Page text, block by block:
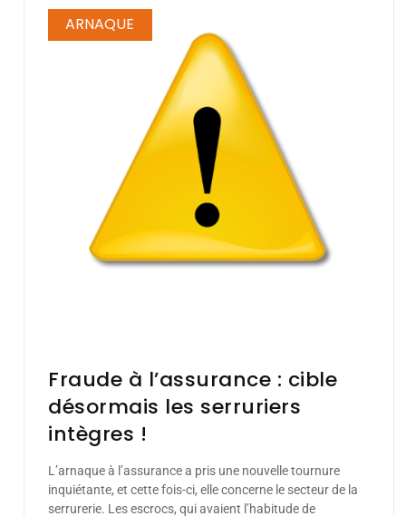
ARNAQUE
Fraude à l’assurance : cible
désormais les serruriers
intègres !
L’arnaque à l’assurance a pris une nouvelle tournure
inquiétante, et cette fois-ci, elle concerne le secteur de la
serrurerie. Les escrocs, qui avaient l’habitude de